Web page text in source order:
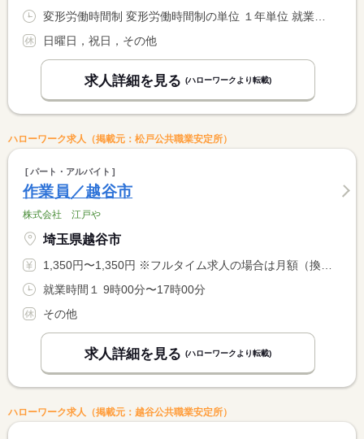
変形労働時間制 変形労働時間制の単位 １年単位 就業時間１ 8時40分〜18時00分
日曜日，祝日，その他
求人詳細を見る (ハローワークより転載)
ハローワーク求人（掲載元：松戸公共職業安定所）
パート・アルバイト
作業員／越谷市
株式会社 江戸や
埼玉県越谷市
1,350円〜1,350円 ※フルタイム求人の場合は月額（換算額）、パート求人の場合は時間額を表示しています。
就業時間１ 9時00分〜17時00分
その他
求人詳細を見る (ハローワークより転載)
ハローワーク求人（掲載元：越谷公共職業安定所）